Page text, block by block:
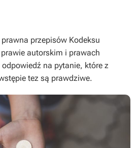
przepisów Kodeksu
autorskim i prawach
na pytanie, które z
tez są prawdziwe.